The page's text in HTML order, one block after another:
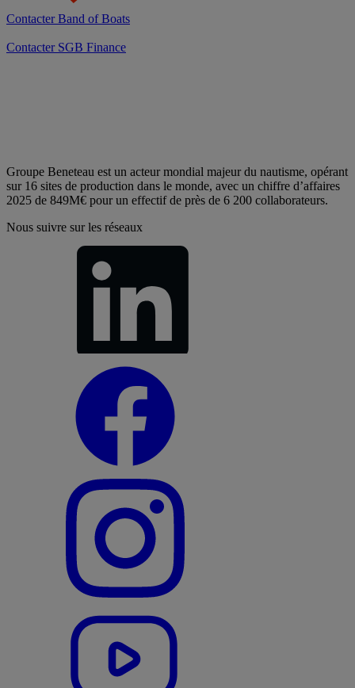
ContacterBand of Boats
Contacter SGB Finance
Groupe Beneteau est un acteur mondial majeur du nautisme, opérant
sur 16 sites de production dans le monde, avec un chiffre d’affaires
2025 de 849M€ pour un effectif de près de 6 200 collaborateurs.
Nous suivre sur les réseaux